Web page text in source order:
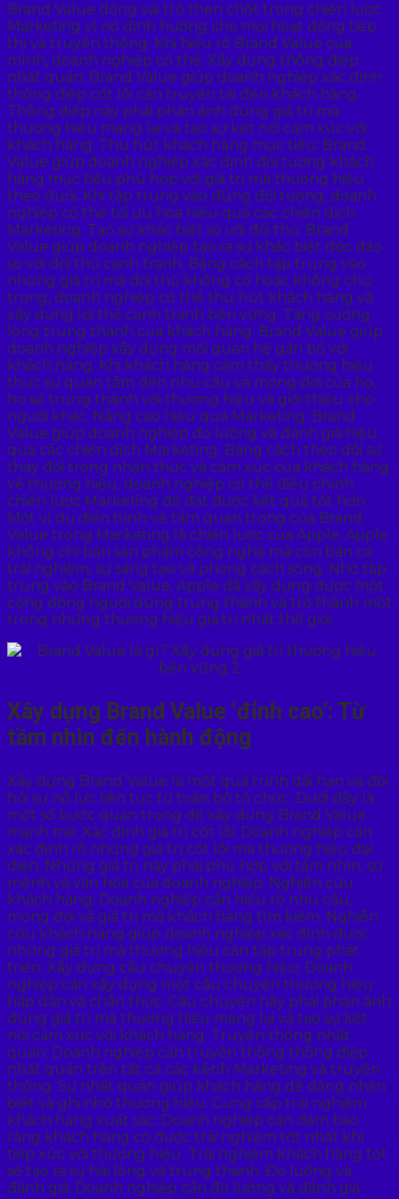
Brand Value đóng vai trò then chốt trong chiến lược
Marketing vì nó định hướng cho mọi hoạt động tiếp
thị và truyền thông. Khi hiểu rõ Brand Value của
mình, doanh nghiệp có thể: Xây dựng thông điệp
nhất quán: Brand Value giúp doanh nghiệp xác định
thông điệp cốt lõi cần truyền tải đến khách hàng.
Thông điệp này phải phản ánh đúng giá trị mà
thương hiệu mang lại và tạo sự kết nối cảm xúc với
khách hàng. Thu hút khách hàng mục tiêu: Brand
Value giúp doanh nghiệp xác định đối tượng khách
hàng mục tiêu phù hợp với giá trị mà thương hiệu
theo đuổi. Khi tập trung vào đúng đối tượng, doanh
nghiệp có thể tối ưu hóa hiệu quả các chiến dịch
Marketing. Tạo sự khác biệt so với đối thủ: Brand
Value giúp doanh nghiệp tạo ra sự khác biệt độc đáo
so với đối thủ cạnh tranh. Bằng cách tập trung vào
những giá trị mà đối thủ không có hoặc không chú
trọng, doanh nghiệp có thể thu hút khách hàng và
xây dựng lợi thế cạnh tranh bền vững. Tăng cường
lòng trung thành của khách hàng: Brand Value giúp
doanh nghiệp xây dựng mối quan hệ gắn bó với
khách hàng. Khi khách hàng cảm thấy thương hiệu
thực sự quan tâm đến nhu cầu và mong đợi của họ,
họ sẽ trung thành với thương hiệu và giới thiệu cho
người khác. Nâng cao hiệu quả Marketing: Brand
Value giúp doanh nghiệp đo lường và đánh giá hiệu
quả các chiến dịch Marketing. Bằng cách theo dõi sự
thay đổi trong nhận thức và cảm xúc của khách hàng
về thương hiệu, doanh nghiệp có thể điều chỉnh
chiến lược Marketing để đạt được kết quả tốt hơn.
Một ví dụ điển hình về tầm quan trọng của Brand
Value trong Marketing là chiến lược của Apple. Apple
không chỉ bán sản phẩm công nghệ mà còn bán cả
trải nghiệm, sự sáng tạo và phong cách sống. Nhờ tập
trung vào Brand Value, Apple đã xây dựng được một
cộng đồng người dùng trung thành và trở thành một
trong những thương hiệu giá trị nhất thế giới.
Xây dựng Brand Value ‘đỉnh cao’: Từ
tầm nhìn đến hành động
Xây dựng Brand Value là một quá trình dài hạn và đòi
hỏi sự nỗ lực liên tục từ toàn bộ tổ chức. Dưới đây là
một số bước quan trọng để xây dựng Brand Value
mạnh mẽ: Xác định giá trị cốt lõi: Doanh nghiệp cần
xác định rõ những giá trị cốt lõi mà thương hiệu đại
diện. Những giá trị này phải phù hợp với tầm nhìn, sứ
mệnh và văn hóa của doanh nghiệp. Nghiên cứu
khách hàng: Doanh nghiệp cần hiểu rõ nhu cầu,
mong đợi và giá trị mà khách hàng tìm kiếm. Nghiên
cứu khách hàng giúp doanh nghiệp xác định được
những giá trị mà thương hiệu cần tập trung phát
triển. Xây dựng câu chuyện thương hiệu: Doanh
nghiệp cần xây dựng một câu chuyện thương hiệu
hấp dẫn và chân thực. Câu chuyện này phải phản ánh
đúng giá trị mà thương hiệu mang lại và tạo sự kết
nối cảm xúc với khách hàng. Truyền thông nhất
quán: Doanh nghiệp cần truyền thông thông điệp
nhất quán trên tất cả các kênh Marketing và truyền
thông. Sự nhất quán giúp khách hàng dễ dàng nhận
biết và ghi nhớ thương hiệu. Cung cấp trải nghiệm
khách hàng xuất sắc: Doanh nghiệp cần đảm bảo
rằng khách hàng có được trải nghiệm tốt nhất khi
tiếp xúc với thương hiệu. Trải nghiệm khách hàng tốt
sẽ tạo ra sự hài lòng và trung thành. Đo lường và
đánh giá: Doanh nghiệp cần đo lường và đánh giá